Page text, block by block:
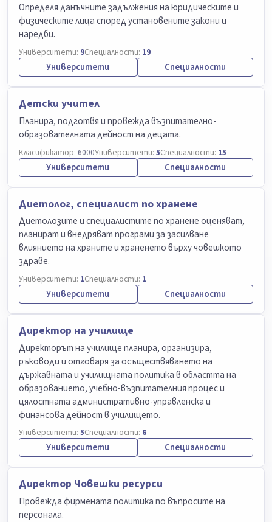
Определя данъчните задължения на юридическите и
физическите лица според установените закони и
наредби.
Университети: 9Специалности: 19
Университети Специалности
Детски учител
Планира, подготвя и провежда възпитателно-
образователната дейност на децата.
Класификатор: 6000Университети: 5Специалности: 15
Университети Специалности
Диетолог, специалист по хранене
Диетолозите и специалистите по хранене оценяват,
планират и внедряват програми за засилване
влиянието на храните и храненето върху човешкото
здраве.
Университети: 1Специалности: 1
Университети Специалности
Директор на училище
Директорът на училище планира, организира,
ръководи и отговаря за осъществяването на
държавната и училищната политика в областта на
образованието, учебно-възпитателния процес и
цялостната административно-управленска и
финансова дейност в училището.
Университети: 5Специалности: 6
Университети Специалности
Директор Човешки ресурси
Провежда фирмената политика по въпросите на
персонала.